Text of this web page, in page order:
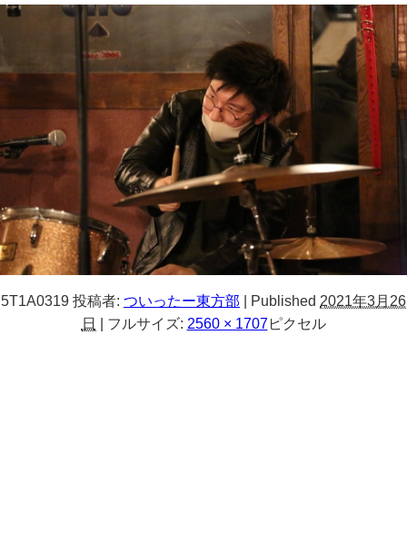
5T1A0319 投稿者: ついったー東方部 Published 2021年3月26
日
フルサイズ: 2560 × 1707ピクセル